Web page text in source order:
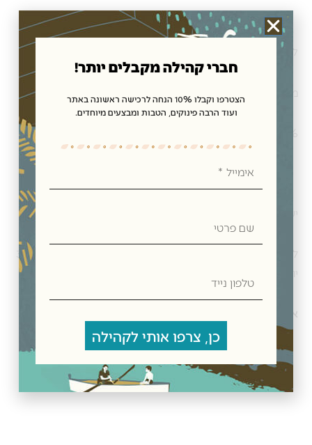
כשר פרווה לפסח בהשגחת ה- KLBD ובאישור הרבנות הראשית
לישראל
לאחר הפתיחה, יש לשמור בכלי סגור בקירור. רצוי לצרוך עד 30
חברי קהילה מקבלים יותר!
הצטרפו וקבלו 10% הנחה לרכישה ראשונה באתר
ועוד הרבה פינוקים, הטבות ומבצעים מיוחדים.
פרטי
נייד
כן, צרפו אותי לקהילה